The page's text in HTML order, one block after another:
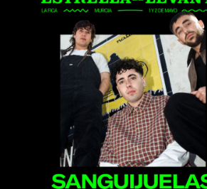
Sanguijuelas del
Guadiana